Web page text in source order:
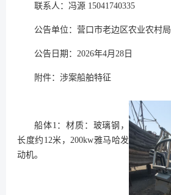
联系人：冯源 15041740335
公告单位：营口市老边区农业农村局
公告日期：2026年4月28日
附件：涉案船舶特征
船体1：材质：玻璃钢，
长度约12米，200kw雅马哈发
动机。